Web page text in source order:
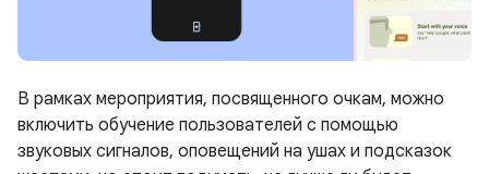
В рамках мероприятия, посвященного очкам, можно
включить обучение пользователей с помощью
звуковых сигналов, оповещений на ушах и подсказок